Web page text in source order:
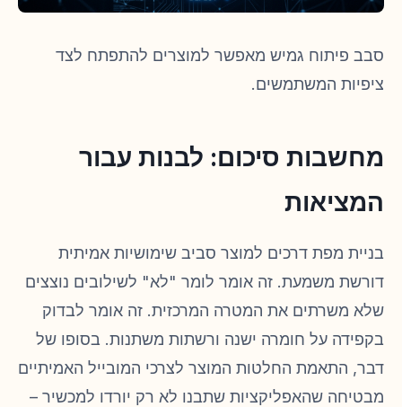
סבב פיתוח גמיש מאפשר למוצרים להתפתח לצד
ציפיות המשתמשים.
מחשבות סיכום: לבנות עבור
המציאות
בניית מפת דרכים למוצר סביב שימושיות אמיתית
דורשת משמעת. זה אומר לומר "לא" לשילובים נוצצים
שלא משרתים את המטרה המרכזית. זה אומר לבדוק
בקפידה על חומרה ישנה ורשתות משתנות. בסופו של
דבר, התאמת החלטות המוצר לצרכי המובייל האמיתיים
מבטיחה שהאפליקציות שתבנו לא רק יורדו למכשיר –